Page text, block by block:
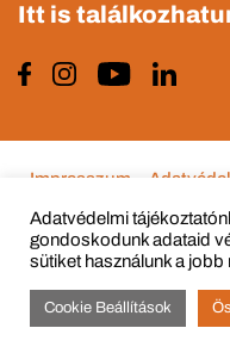
Itt is
© Copyright 2015 -
Impresszum
Adatvédelmi
gondoskodunk adataid
sütiket használunk a
Cookie Beállítások